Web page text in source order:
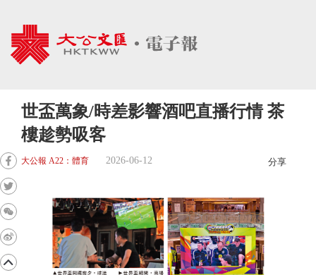
世盃萬象/時差影響酒吧直播行情 茶
樓趁勢吸客
大公報 A22：體育 2026-06-12 分享